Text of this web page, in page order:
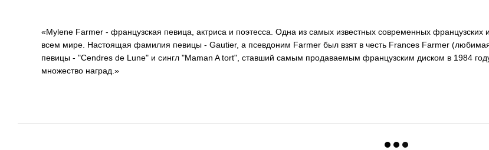
«Mylene Farmer - французская певица, актриса и поэтесса. Одна из самых известных современных
всем мире. Настоящая фамилия певицы - Gautier, а псевдоним Farmer был взят в честь Frances Farmer
певицы - "Cendres de Lune" и сингл "Maman A tort", ставший самым продаваемым французским диском в 1984
множество наград.»